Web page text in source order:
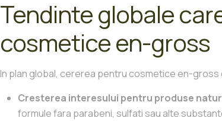
Tendinte globale
cosmetice en-gross
In plan global, cererea pentru cosmetice en-
Cresterea interesului pentru produse
formule fara parabeni, sulfati sau alte